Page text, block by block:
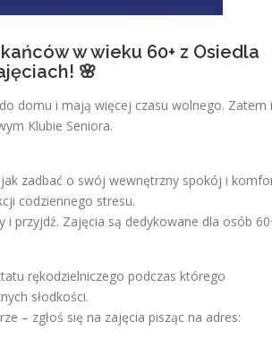
w wieku 60+ z Osiedla
🌸
domu i mają więcej czasu wolnego. Zatem i
Klubie Seniora.
zadbać o swój wewnętrzny spokój i
codziennego stresu.
przyjdź. Zajęcia są dedykowane dla osób
rękodzielniczego podczas którego
słodkości.
– zgłoś się na zajęcia pisząc na adres: